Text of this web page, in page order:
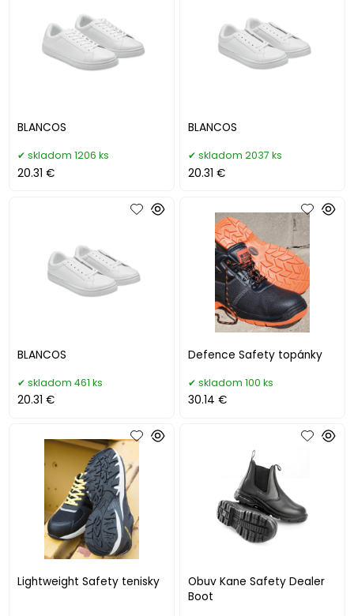
BLANCOS
skladom 1206 ks
20.31 €
BLANCOS
skladom 2037 ks
20.31 €
BLANCOS
skladom 461 ks
20.31 €
Defence Safety topánky
skladom 100 ks
30.14 €
Lightweight Safety tenisky
Obuv Kane Safety Dealer
Boot